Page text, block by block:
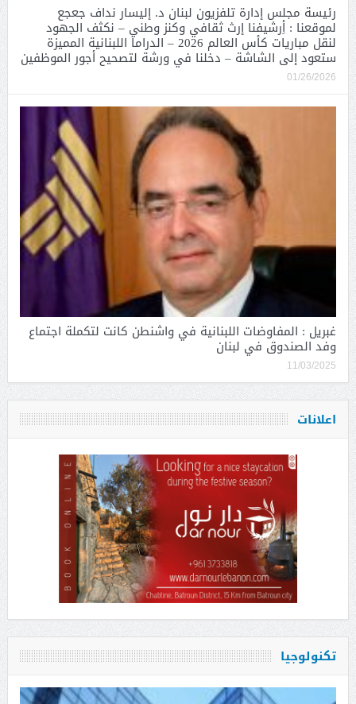
رئيسة مجلس إدارة تلفزيون لبنان د. إليسار نداف جعجع
لموقعنا : أِرشيفنا إرث ثقافي وكنز وطني – نكثف الجهود
لنقل مباريات كأس العالم 2026 – الدراما اللبنانية المميزة
ستعود إلى الشاشة – دخلنا في ورشة لتصحيح أجور الموظفين
01/26/2026
غبريل : المفاوضات اللبنانية في واشنطن كانت لتكملة اجتماع
وفد الصندوق في لبنان
11/03/2025
اعلانات
تكنولوجيا